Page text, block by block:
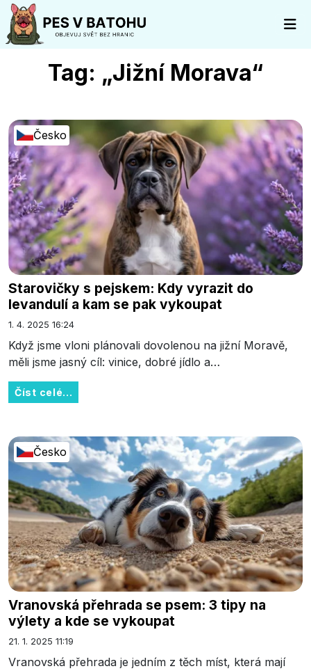
Tag: „Jižní Morava“
Česko
Starovičky s pejskem: Kdy vyrazit do
levandulí a kam se pak vykoupat
1. 4. 2025 16:24
Když jsme vloni plánovali dovolenou na jižní Moravě,
měli jsme jasný cíl: vinice, dobré jídlo a…
Číst celé...
Česko
Vranovská přehrada se psem: 3 tipy na
výlety a kde se vykoupat
21. 1. 2025 11:19
Vranovská přehrada je jedním z těch míst, která mají